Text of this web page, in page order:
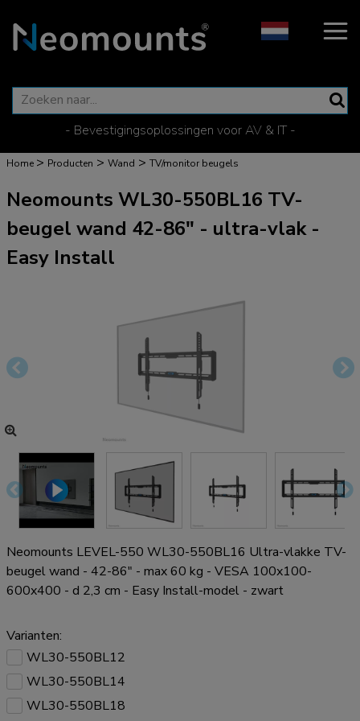
- Bevestigingsoplossingen voor AV & IT -
Home > Producten > Wand > TV/monitor beugels
Neomounts WL30-550BL16 TV-
beugel wand 42-86" - ultra-vlak -
Easy Install
Neomounts LEVEL-550 WL30-550BL16 Ultra-vlakke TV-
beugel wand - 42-86" - max 60 kg - VESA 100x100-
600x400 - d 2,3 cm - Easy Install-model - zwart
Varianten:
WL30-550BL12
WL30-550BL14
WL30-550BL18